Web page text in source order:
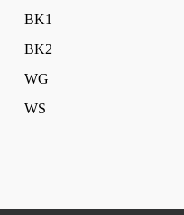
BK1
BK2
WG
WS